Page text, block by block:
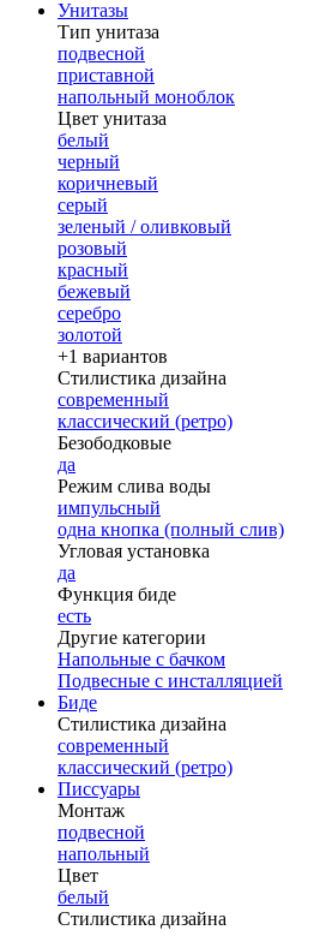
Унитазы
Тип унитаза
подвесной
приставной
напольный моноблок
Цвет унитаза
белый
черный
коричневый
серый
зеленый / оливковый
розовый
красный
бежевый
серебро
золотой
+1 вариантов
Стилистика дизайна
современный
классический (ретро)
Безободковые
да
Режим слива воды
импульсный
одна кнопка (полный слив)
Угловая установка
да
Функция биде
есть
Другие категории
Напольные с бачком
Подвесные с инсталляцией
Биде
Стилистика дизайна
современный
классический (ретро)
Писсуары
Монтаж
подвесной
напольный
Цвет
белый
Стилистика дизайна